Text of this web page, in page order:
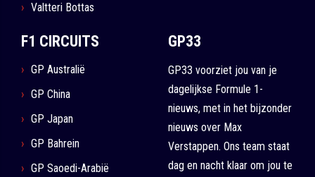
Valtteri Bottas
F1 CIRCUITS
GP Australië
GP China
GP Japan
GP Bahrein
GP Saoedi-Arabië
GP33
GP33 voorziet jou van je
dagelijkse Formule 1-
nieuws, met in het bijzonder
nieuws over Max
Verstappen. Ons team staat
dag en nacht klaar om jou te